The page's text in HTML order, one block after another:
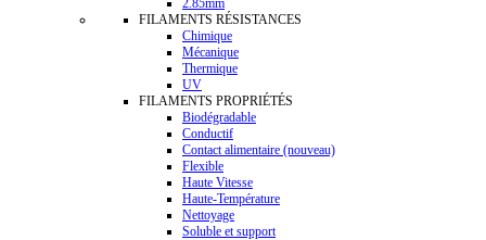
2.85mm
FILAMENTS RÉSISTANCES
Chimique
Mécanique
Thermique
UV
FILAMENTS PROPRIÉTÉS
Biodégradable
Conductif
Contact alimentaire (nouveau)
Flexible
Haute Vitesse
Haute-Température
Nettoyage
Soluble et support